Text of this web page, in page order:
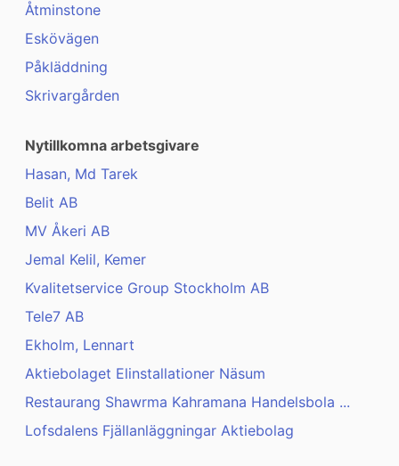
Åtminstone
Eskövägen
Påkläddning
Skrivargården
Nytillkomna arbetsgivare
Hasan, Md Tarek
Belit AB
MV Åkeri AB
Jemal Kelil, Kemer
Kvalitetservice Group Stockholm AB
Tele7 AB
Ekholm, Lennart
Aktiebolaget Elinstallationer Näsum
Restaurang Shawrma Kahramana Handelsbola ...
Lofsdalens Fjällanläggningar Aktiebolag